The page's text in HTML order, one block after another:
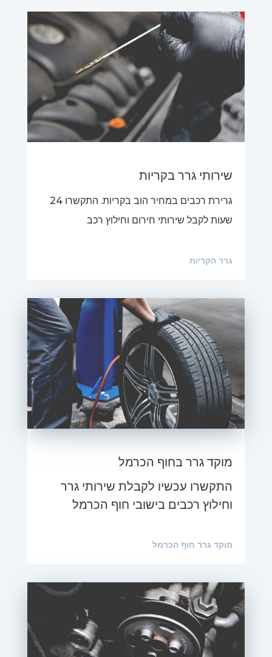
שירותי גרר בקריות
גרירת רכבים במחיר הוב בקריות. התקשרו 24
שעות לקבל שירותי חירום וחילוץ רכב
גרר הקריות
מוקד גרר בחוף הכרמל
התקשרו עכשיו לקבלת שירותי גרר
וחילוץ רכבים בישובי חוף הכרמל
מוקד גרר חוף הכרמל